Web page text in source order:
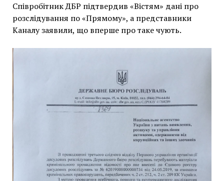
Співробітник ДБР підтвердив «Вістям» дані про
розслідування по «Прямому», а представники
Каналу заявили, що вперше про таке чують.